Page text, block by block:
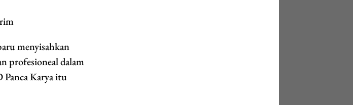
menyisahkan
profesioneal dalam
Panca Karya itu